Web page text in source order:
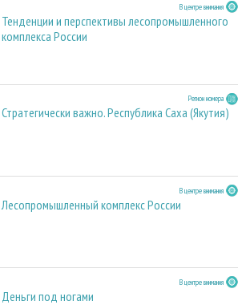
В центре внимания
Тенденции и перспективы лесопромышленного
комплекса России
Регион номера
Стратегически важно. Республика Саха (Якутия)
В центре внимания
Лесопромышленный комплекс России
В центре внимания
Деньги под ногами